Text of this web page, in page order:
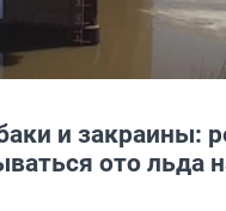
и закраины:
ото льда